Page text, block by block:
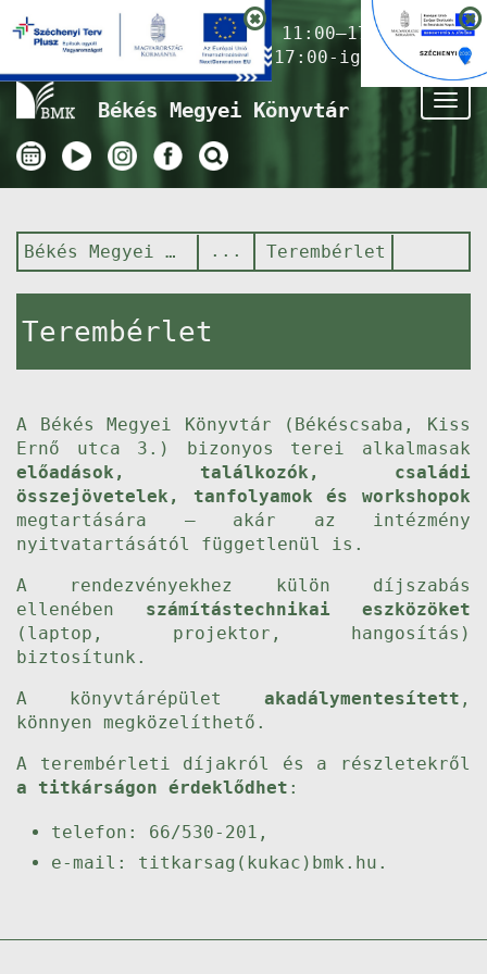
Nyitvatartás ma:11:00–17:00
(Gyermekkönyvtár 17:00-ig)
Békés Megyei Könyvtár
Békés Megyei Könyvtár Terembérlet
Terembérlet
A Békés Megyei Könyvtár (Békéscsaba, Kiss
Ernő utca 3.) bizonyos terei alkalmasak
előadások, találkozók, családi
összejövetelek, tanfolyamok és workshopok
megtartására – akár az intézmény
nyitvatartásától függetlenül is.
A rendezvényekhez külön díjszabás
ellenében számítástechnikai eszközöket
(laptop, projektor, hangosítás)
biztosítunk.
A könyvtárépület akadálymentesített ,
könnyen megközelíthető.
A terembérleti díjakról és a részletekről
a titkárságon érdeklődhet :
telefon: 66/530-201,
e-mail: titkarsag(kukac)bmk.hu.